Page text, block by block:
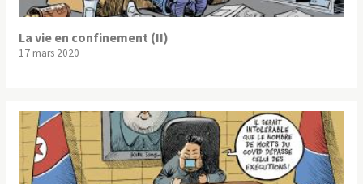
La vie en confinement (II)
17 mars 2020